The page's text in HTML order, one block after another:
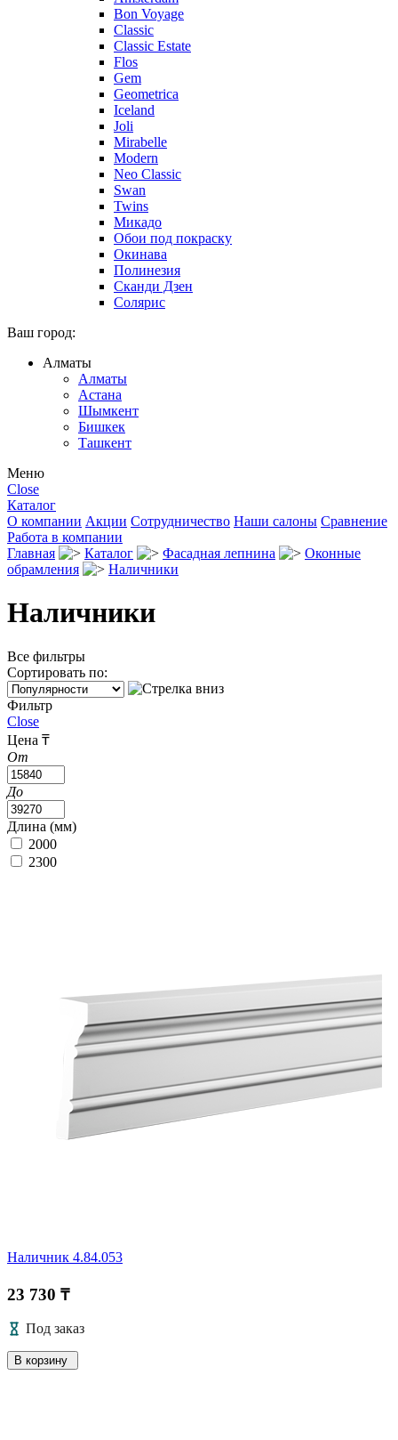
Bon Voyage
Classic
Classic Estate
Flos
Gem
Geometrica
Iceland
Joli
Mirabelle
Modern
Neo Classic
Swan
Twins
Микадо
Обои под покраску
Окинава
Полинезия
Сканди Дзен
Солярис
Ваш город:
Алматы
Алматы
Астана
Шымкент
Бишкек
Ташкент
Меню
Close
Каталог
О компании Акции Сотрудничество Наши салоны Сравнение
Работа в компании
Главная
Каталог Фасадная лепнина
Оконные
обрамления
Наличники
Наличники
Все фильтры
Сортировать по:
Фильтр
Close
Цена ₸
От
До
Длина (мм)
2000
2300
Наличник 4.84.053
23 730 ₸
Под заказ
В корзину